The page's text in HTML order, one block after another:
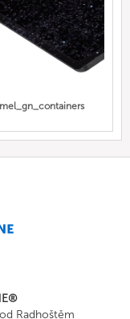
Radhoštěm